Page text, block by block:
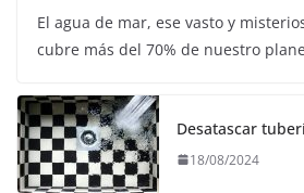
El agua de mar, ese vasto y
cubre más del 70% de nuestro
Desatascar
18/08/2024